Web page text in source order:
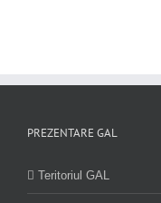
PREZENTARE GAL
Teritoriul GAL